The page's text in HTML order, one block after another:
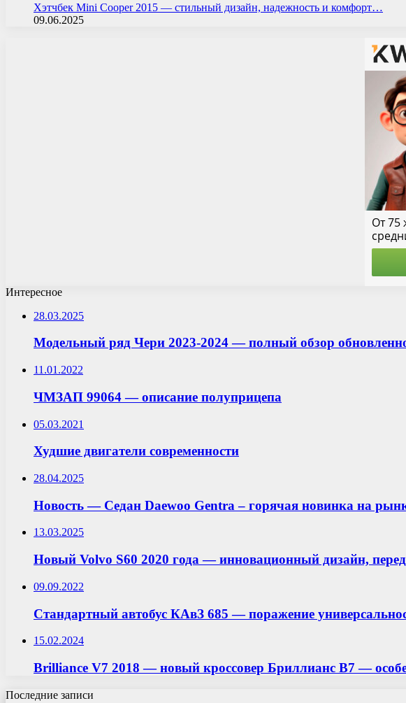
Хэтчбек Mini Cooper 2015 — стильный дизайн, надежность и комфорт…
09.06.2025
Интересное
28.03.2025
Модельный ряд Чери 2023-2024 — полный обзор
11.01.2022
ЧМЗАП 99064 — описание полуприцепа
05.03.2021
Худшие двигатели современности
28.04.2025
Новость — Седан Daewoo Gentra – горячая новинка на
13.03.2025
Новый Volvo S60 2020 года — инновационный дизайн,
09.09.2022
Стандартный автобус КАвЗ 685 — поражение
15.02.2024
Brilliance V7 2018 — новый кроссовер Бриллианс В7 —
Последние записи